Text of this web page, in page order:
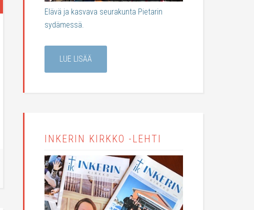
Elävä ja kasvava seurakunta Pietarin
sydämessä.
LUE LISÄÄ
INKERIN KIRKKO -LEHTI